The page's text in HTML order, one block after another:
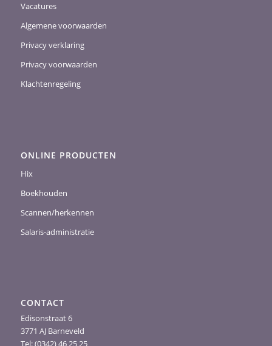
Vacatures
Algemene voorwaarden
Privacy verklaring
Privacy voorwaarden
Klachtenregeling
ONLINE PRODUCTEN
Hix
Boekhouden
Scannen/herkennen
Salaris-administratie
CONTACT
Edisonstraat 6
3771 AJ Barneveld
Tel: (0342) 46 25 25